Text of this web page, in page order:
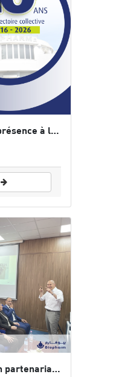
Biopharm : 10 ans de présence à la Bourse d’Alger, une trajectoire au service de la performance et de la pérennité
Biopharm renforce son partenariat académique avec l’Université de Bouira